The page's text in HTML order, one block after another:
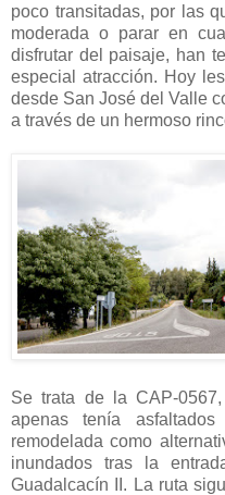
poco transitadas, por las
moderada o parar en
disfrutar del paisaje, han
especial atracción. Hoy
desde San José del Valle
a través de un hermoso
Se trata de la CAP-
apenas tenía
remodelada como
inundados tras la
Guadalcacín II. La ruta